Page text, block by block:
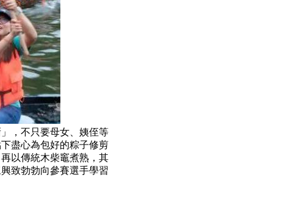
，不只要母女、姨侄等
盡心為包好的粽子修剪
以傳統木柴竈煮熟，其
致勃勃向參賽選手學習